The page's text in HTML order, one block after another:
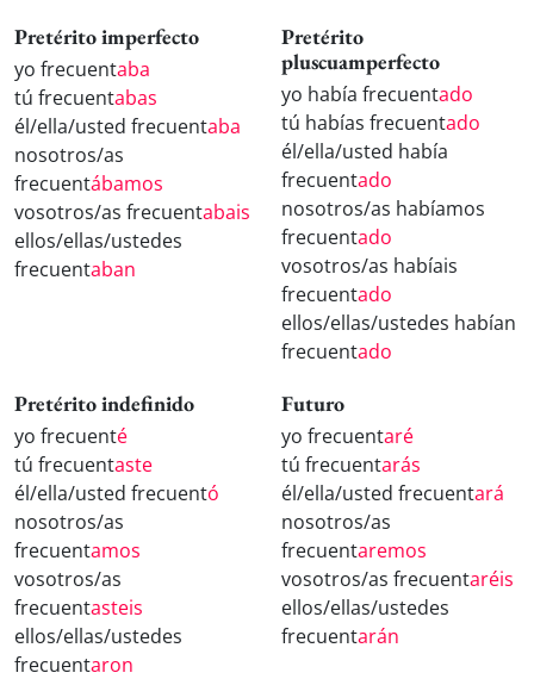
Pretérito imperfecto
yo frecuentaba
tú frecuentabas
él/ella/usted frecuentaba
nosotros/as
frecuentábamos
vosotros/as frecuentabais
ellos/ellas/ustedes
frecuentaban
Pretérito
pluscuamperfecto
yo había frecuentado
tú habías frecuentado
él/ella/usted había
frecuentado
nosotros/as habíamos
frecuentado
vosotros/as habíais
frecuentado
ellos/ellas/ustedes habían
frecuentado
Pretérito indefinido
yo frecuenté
tú frecuentaste
él/ella/usted frecuentó
nosotros/as
frecuentamos
vosotros/as
frecuentasteis
ellos/ellas/ustedes
frecuentaron
Futuro
yo frecuentaré
tú frecuentarás
él/ella/usted frecuentará
nosotros/as
frecuentaremos
vosotros/as frecuentaréis
ellos/ellas/ustedes
frecuentarán